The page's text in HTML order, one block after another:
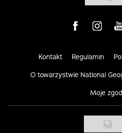
Visit us onVisit us
Kontakt Regulamin
O towarzystwie National
Moje